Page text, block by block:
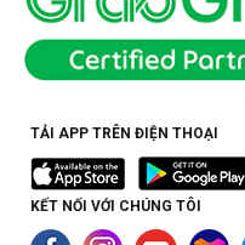
TẢI APP TRÊN ĐIỆN THOẠI
KẾT NỐI VỚI CHÚNG TÔI